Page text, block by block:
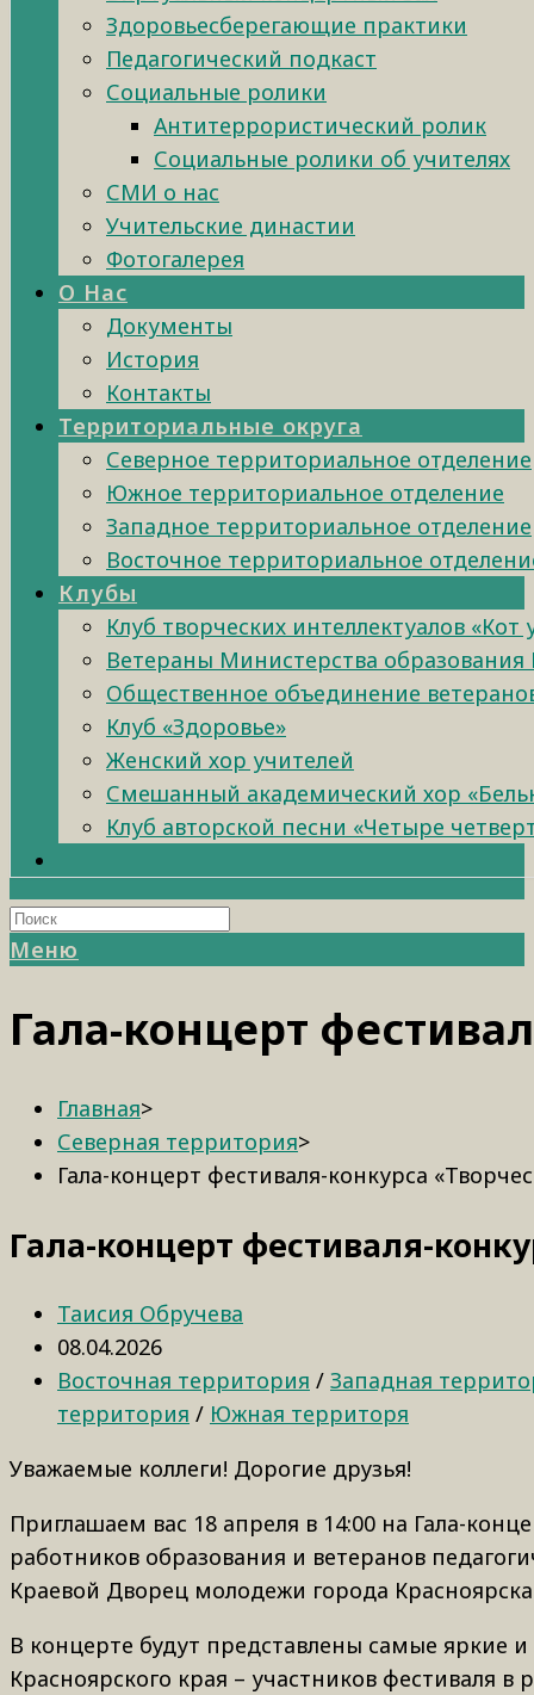
Здоровьесберегающие практики
Педагогический подкаст
Социальные ролики
Антитеррористический ролик
Социальные ролики об учителях
СМИ о нас
Учительские династии
Фотогалерея
О Нас
Документы
История
Контакты
Территориальные округа
Северное территориальное отделение
Южное территориальное отделение
Западное территориальное отделение
Восточное территориальное
Клубы
Клуб творческих интеллектуалов «Кот
Ветераны Министерства образования
Общественное объединение
Клуб «Здоровье»
Женский хор учителей
Смешанный академический хор
Клуб авторской песни «Четыре
Меню
Гала-концерт
Главная>
Северная территория>
Гала-концерт фестиваля-конкурса
Гала-концерт фестиваля-
Таисия Обручева
08.04.2026
Восточная территория / Западная
территория / Южная территоря
Уважаемые коллеги! Дорогие друзья!
Приглашаем вас 18 апреля в 14:00 на Гала-
работников образования и ветеранов
Краевой Дворец молодежи города
В концерте будут представлены самые яркие
Красноярского края – участников фестиваля